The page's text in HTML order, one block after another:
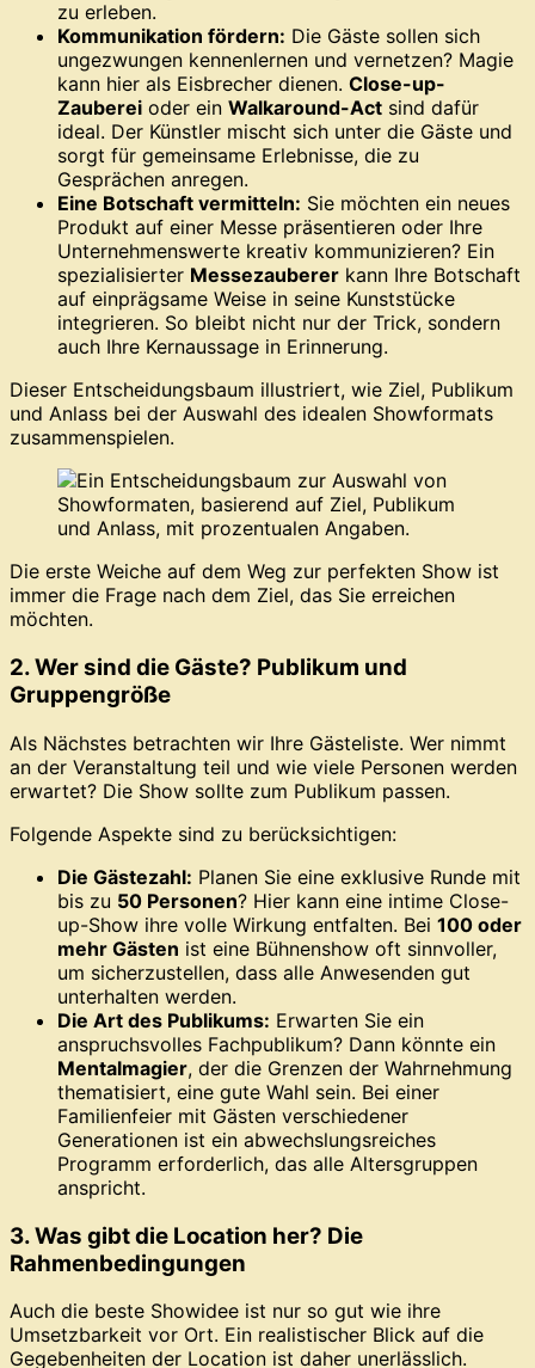
zu erleben.
Kommunikation fördern: Die Gäste sollen sich
ungezwungen kennenlernen und vernetzen? Magie
kann hier als Eisbrecher dienen. Close-up-
Zauberei oder ein Walkaround-Act sind dafür
ideal. Der Künstler mischt sich unter die Gäste und
sorgt für gemeinsame Erlebnisse, die zu
Gesprächen anregen.
Eine Botschaft vermitteln: Sie möchten ein neues
Produkt auf einer Messe präsentieren oder Ihre
Unternehmenswerte kreativ kommunizieren? Ein
spezialisierter Messezauberer kann Ihre Botschaft
auf einprägsame Weise in seine Kunststücke
integrieren. So bleibt nicht nur der Trick, sondern
auch Ihre Kernaussage in Erinnerung.
Dieser Entscheidungsbaum illustriert, wie Ziel, Publikum
und Anlass bei der Auswahl des idealen Showformats
zusammenspielen.
Die erste Weiche auf dem Weg zur perfekten Show ist
immer die Frage nach dem Ziel, das Sie erreichen
möchten.
2. Wer sind die Gäste? Publikum und
Gruppengröße
Als Nächstes betrachten wir Ihre Gästeliste. Wer nimmt
an der Veranstaltung teil und wie viele Personen werden
erwartet? Die Show sollte zum Publikum passen.
Folgende Aspekte sind zu berücksichtigen:
Die Gästezahl: Planen Sie eine exklusive Runde mit
bis zu 50 Personen? Hier kann eine intime Close-
up-Show ihre volle Wirkung entfalten. Bei 100 oder
mehr Gästen ist eine Bühnenshow oft sinnvoller,
um sicherzustellen, dass alle Anwesenden gut
unterhalten werden.
Die Art des Publikums: Erwarten Sie ein
anspruchsvolles Fachpublikum? Dann könnte ein
Mentalmagier, der die Grenzen der Wahrnehmung
thematisiert, eine gute Wahl sein. Bei einer
Familienfeier mit Gästen verschiedener
Generationen ist ein abwechslungsreiches
Programm erforderlich, das alle Altersgruppen
anspricht.
3. Was gibt die Location her? Die
Rahmenbedingungen
Auch die beste Showidee ist nur so gut wie ihre
Umsetzbarkeit vor Ort. Ein realistischer Blick auf die
Gegebenheiten der Location ist daher unerlässlich.